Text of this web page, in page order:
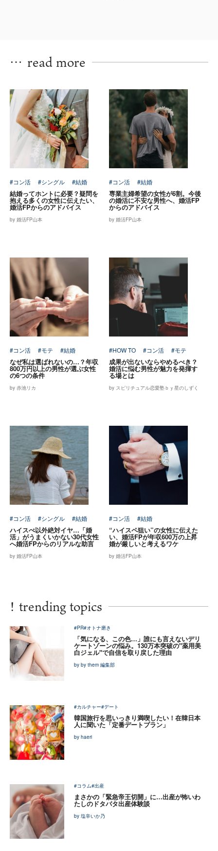
… read more
#コン活 #シングル #結婚
結婚ってホントに必要？疑問を
抱える多くの女性に伝えたい、
婚活FPからのアドバイス
by 婚活FP山本
#コン活 #結婚
専業主婦希望の女性が6割。今後
の婚活に不安な男性へ、婚活FP
からのアドバイス
by 婚活FP山本
#コン活 #モテ #結婚
なぜ私は選ばれないの…？年収
800万円以上の男性が選ぶ女性
の6つの条件
by 赤池リカ
#HOW TO #コン活 #モテ
成果が出ないならやめるべき？
婚活に悩む男性が魅力を発揮す
る場とは
by スピリチュアル恋愛塾ｂｙ星のしずく
#コン活 #シングル #結婚
ハイスぺ以外絶対イヤ…「婚
活」がうまくいかない30代女性
へ婚活FPからのリアルな助言
by 婚活FP山本
#コン活 #結婚
“ハイスペ狙い”の女性に伝えた
い、婚活FPが年収600万の上昇
婚が厳しいと考えるワケ
by 婚活FP山本
! trending topics
#PR#オトナ磨き
「気になる、この色…」誰にも言えないデリ
ケートゾーンの悩み。130万本突破の"薬用美
白ジェル"で自信を取り戻した理由
by by them 編集部
#カルチャー#デート
韓国旅行を思いっきり満喫したい！在韓日本
人に聞いた「定番デートプラン」
by haeri
#コラム#出産
まさかの「緊急帝王切開」に…出産が怖いわ
たしのドタバタ出産体験談
by 塩辛いか乃